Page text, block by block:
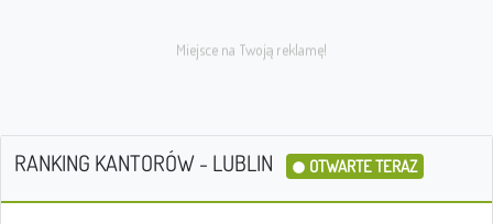
RANKING KANTORÓW - LUBLIN OTWARTE TERAZ